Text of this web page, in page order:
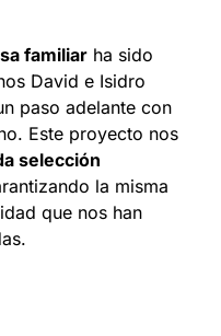
familiar ha sido
David e Isidro
paso adelante con
Este proyecto nos
selección
la misma
que nos han